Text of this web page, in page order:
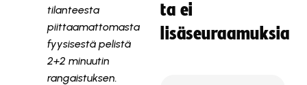
tilanteesta
piittaamattomasta
fyysisestä pelistä
2+2 minuutin
rangaistuksen.
ta ei
lisäseuraamuksia